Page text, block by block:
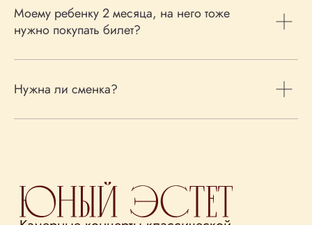
Моему ребенку 2 месяца, на него тоже
нужно покупать билет?
Нужна ли сменка?